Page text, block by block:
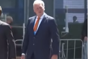
s
q
u
e